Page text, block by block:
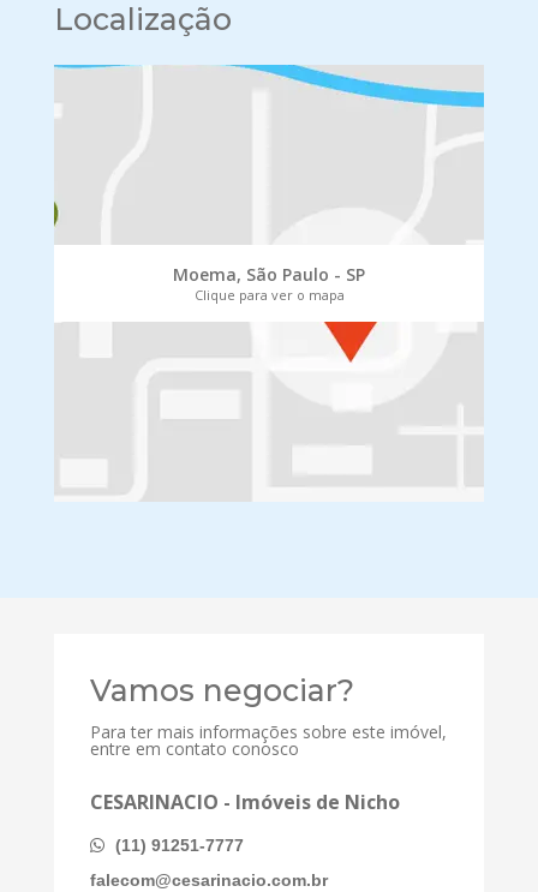
Localização
Moema, São Paulo - SP
Clique para ver o mapa
Vamos negociar?
Para ter mais informações sobre este imóvel,
entre em contato conosco
CESARINACIO - Imóveis de Nicho
(11) 91251-7777
falecom@cesarinacio.com.br